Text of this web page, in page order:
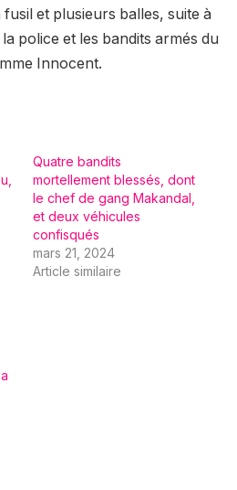
et plusieurs balles, suite à
police et les bandits armés du
Innocent.
Quatre bandits
mortellement blessés, dont
le chef de gang Makandal,
et deux véhicules
confisqués
mars 21, 2024
Article similaire